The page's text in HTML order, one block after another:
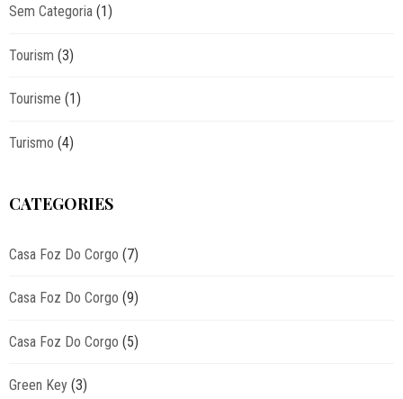
Sem Categoria (1)
Tourism (3)
Tourisme (1)
Turismo (4)
CATEGORIES
Casa Foz Do Corgo (7)
Casa Foz Do Corgo (9)
Casa Foz Do Corgo (5)
Green Key (3)